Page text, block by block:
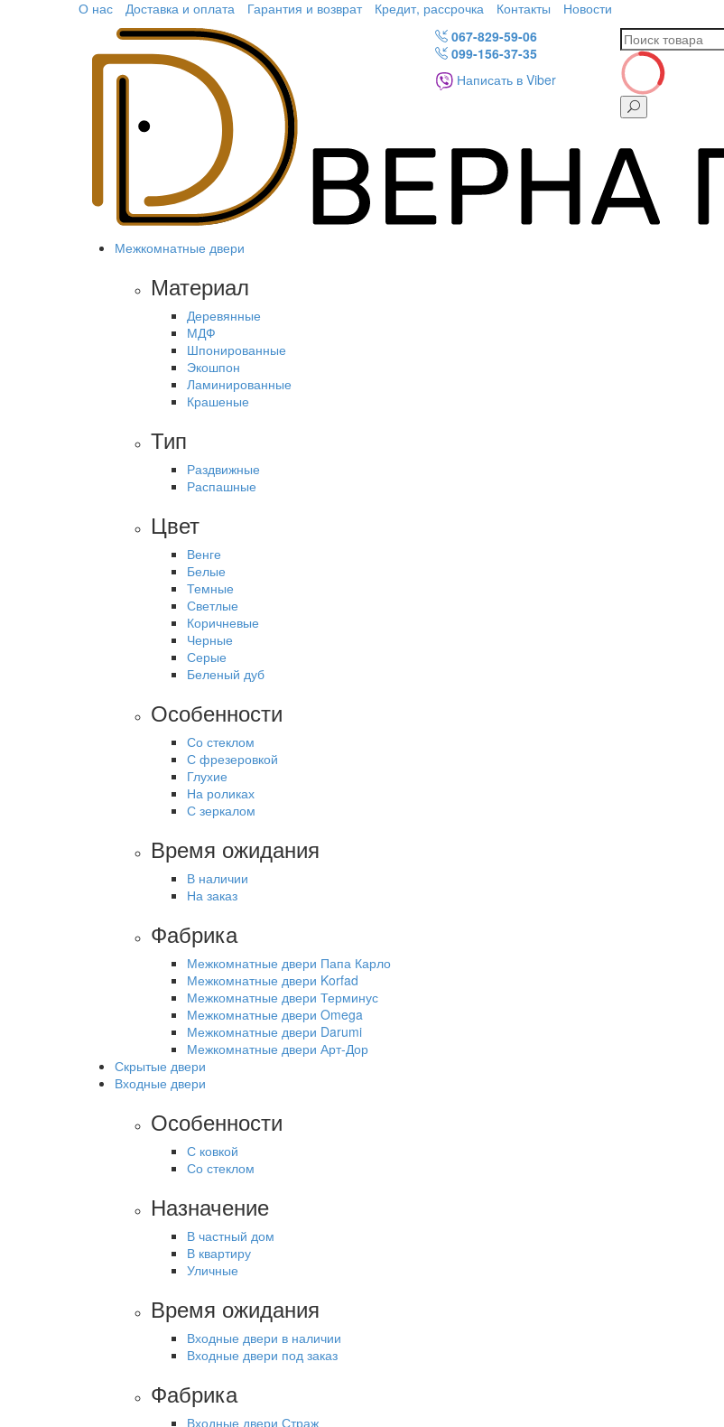
О нас Доставка и оплата Гарантия и возврат Кредит, рассрочка Контакты Новости
067-829-59-06
099-156-37-35
Написать в Viber
Межкомнатные двери
Материал
Деревянные
МДФ
Шпонированные
Экошпон
Ламинированные
Крашеные
Тип
Раздвижные
Распашные
Цвет
Венге
Белые
Темные
Светлые
Коричневые
Черные
Серые
Беленый дуб
Особенности
Со стеклом
С фрезеровкой
Глухие
На роликах
С зеркалом
Время ожидания
В наличии
На заказ
Фабрика
Межкомнатные двери Папа Карло
Межкомнатные двери Korfad
Межкомнатные двери Терминус
Межкомнатные двери Omega
Межкомнатные двери Darumi
Межкомнатные двери Арт-Дор
Скрытые двери
Входные двери
Особенности
С ковкой
Со стеклом
Назначение
В частный дом
В квартиру
Уличные
Время ожидания
Входные двери в наличии
Входные двери под заказ
Фабрика
Входные двери Страж